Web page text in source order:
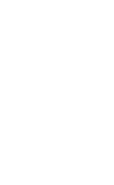
reprimarea
economice